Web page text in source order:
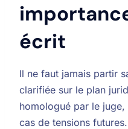
écrit
Il ne faut jamais partir
clarifiée sur le plan
homologué par le
cas de tensions